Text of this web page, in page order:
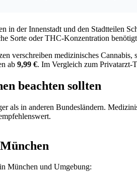
in der Innenstadt und den Stadtteilen
Sorte oder THC-Konzentration
verschreiben medizinisches
ab 9,99 €. Im Vergleich zum Privatarzt-
beachten sollten
als in anderen Bundesländern.
München und Umgebung: